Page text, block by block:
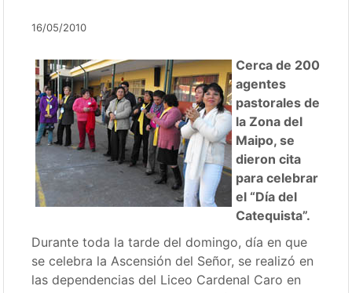
16/05/2010
Cerca de 200
agentes
pastorales de
la Zona del
Maipo, se
dieron cita
para celebrar
el “Día del
Catequista”.
Durante toda la tarde del domingo, día en que
se celebra la Ascensión del Señor, se realizó en
las dependencias del Liceo Cardenal Caro en